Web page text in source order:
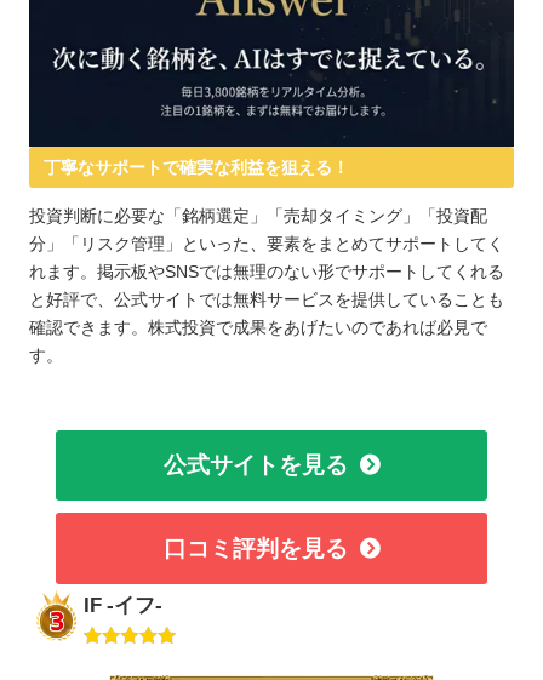
丁寧なサポートで確実な利益を狙える！
投資判断に必要な「銘柄選定」「売却タイミング」「投資配
分」「リスク管理」といった、要素をまとめてサポートしてく
れます。掲示板やSNSでは無理のない形でサポートしてくれる
と好評で、公式サイトでは無料サービスを提供していることも
確認できます。株式投資で成果をあげたいのであれば必見で
す。
公式サイトを見る
口コミ評判を見る
IF -イフ-